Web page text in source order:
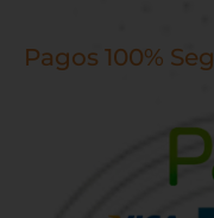
Pagos 100%